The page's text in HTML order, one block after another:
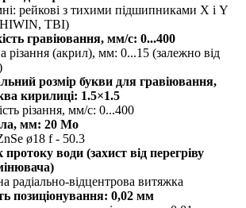
рейкові з тихими підшипниками X і Y
TBI)
гравіювання, мм/с: 0...400
різання (акрил), мм: 0...15 (залежно від
розмір букви для гравіювання,
кирилиці: 1.5×1.5
різання, мм/с: 0...400
мм: 20 Мо
ø18 f - 50.3
протоку води (захист від перегріву
радіально-відцентрова витяжка
позиціонування: 0,02 мм